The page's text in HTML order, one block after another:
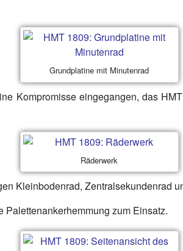
Grundplatine mit Minutenrad
Kompromisse eingegangen, das
Räderwerk
Kleinbodenrad, Zentralsekundenrad
zum Einsatz.